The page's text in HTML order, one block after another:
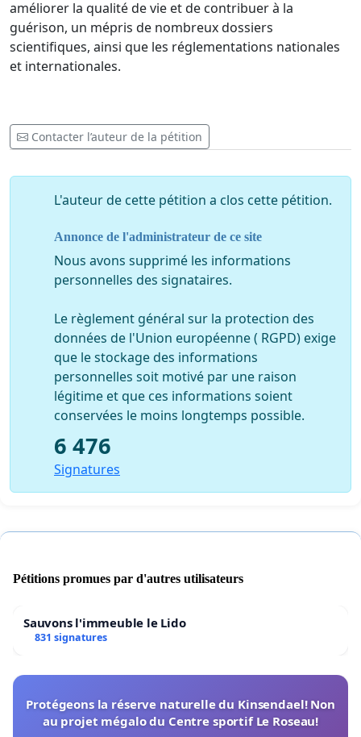
améliorer la qualité de vie et de contribuer à la
guérison, un mépris de nombreux dossiers
scientifiques, ainsi que les réglementations nationales
et internationales.
Contacter l’auteur de la pétition
L'auteur de cette pétition a clos cette pétition.
Annonce de l'administrateur de ce site
Nous avons supprimé les informations
personnelles des signataires.
Le règlement général sur la protection des
données de l'Union européenne ( RGPD) exige
que le stockage des informations
personnelles soit motivé par une raison
légitime et que ces informations soient
conservées le moins longtemps possible.
6 476
Signatures
Pétitions promues par d'autres utilisateurs
Sauvons l'immeuble le Lido
831 signatures
Protégeons la réserve naturelle du Kinsendael! Non
au projet mégalo du Centre sportif Le Roseau!